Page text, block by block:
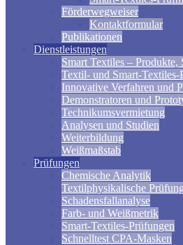
Förderwegweiser
Kontaktformular
Publikationen
Dienstleistungen
Smart Textiles – Produkte,
Textil- und Smart-Textiles-
Innovative Verfahren und
Demonstratoren und
Technikumsvermietung
Analysen und Studien
Weiterbildung
Weißmaßstab
Prüfungen
Chemische Analytik
Textilphysikalische
Schadensfallanalyse
Farb- und Weißmetrik
Smart-Textiles-Prüfungen
Schnelltest CPA-Masken